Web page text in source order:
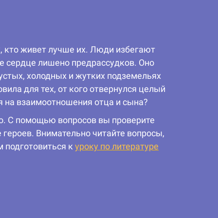
кто живет лучше их. Люди избегают
сердце лишено предрассудков. Оно
холодных и жутких подземельях
для тех, от кого отвернулся целый
на взаимоотношения отца и сына?
С помощью вопросов вы проверите
Внимательно читайте вопросы,
подготовиться куроку по литературе